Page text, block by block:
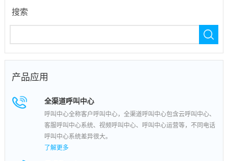
搜索
产品应用
全渠道呼叫中心
呼叫中心全称客户呼叫中心，全渠道呼叫中心包含云呼叫中心、
客服呼叫中心系统、视频呼叫中心、呼叫中心运营等，不同电话
呼叫中心系统差异很大。
了解更多